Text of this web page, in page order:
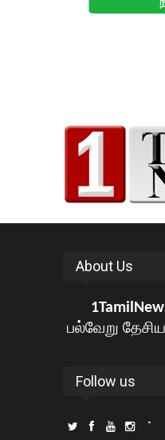
About Us
பல்வேறு தேசிய
Follow us